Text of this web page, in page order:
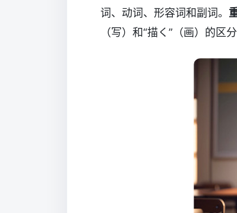
词、动词、形容词和副词。
（写）和“描く”（画）的区